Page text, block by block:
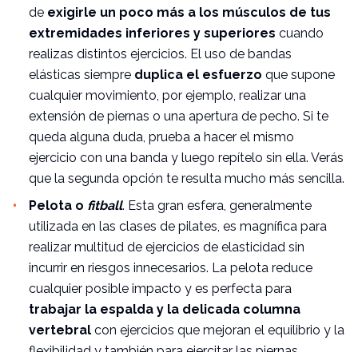
de exigirle un poco más a los músculos de tus
extremidades inferiores y superiores cuando
realizas distintos ejercicios. El uso de bandas
elásticas siempre duplica el esfuerzo que supone
cualquier movimiento, por ejemplo, realizar una
extensión de piernas o una apertura de pecho. Si te
queda alguna duda, prueba a hacer el mismo
ejercicio con una banda y luego repítelo sin ella. Verás
que la segunda opción te resulta mucho más sencilla.
Pelota o fitball. Esta gran esfera, generalmente
utilizada en las clases de pilates , es magnífica para
realizar multitud de ejercicios de elasticidad sin
incurrir en riesgos innecesarios. La pelota reduce
cualquier posible impacto y es perfecta para
trabajar la espalda y la delicada columna
vertebral con ejercicios que mejoran el equilibrio y la